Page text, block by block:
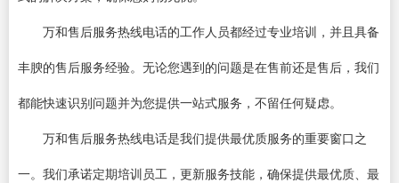
万和售后服务热线电话的工作人员都经过专业培训，并且具备
丰腴的售后服务经验。无论您遇到的问题是在售前还是售后，我们
都能快速识别问题并为您提供一站式服务，不留任何疑虑。
万和售后服务热线电话是我们提供最优质服务的重要窗口之
一。我们承诺定期培训员工，更新服务技能，确保提供最优质、最